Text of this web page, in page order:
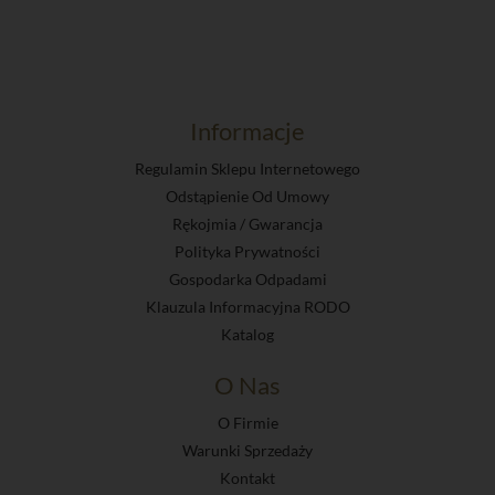
Informacje
Regulamin Sklepu Internetowego
Odstąpienie Od Umowy
Rękojmia / Gwarancja
Polityka Prywatności
Gospodarka Odpadami
Klauzula Informacyjna RODO
Katalog
O Nas
O Firmie
Warunki Sprzedaży
Kontakt